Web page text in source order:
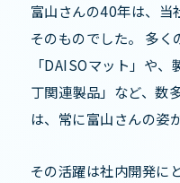
富山さんの40年は、当
そのものでした。 多く
「DAISOマット」や
丁関連製品」など、数
は、常に富山さんの姿
その活躍は社内開発に